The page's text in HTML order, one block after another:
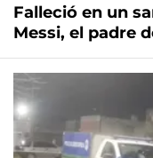
Falleció en un
Messi, el padre